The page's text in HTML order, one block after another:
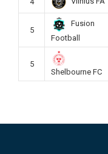
5
Fusion
Football
5
Shelbourne FC